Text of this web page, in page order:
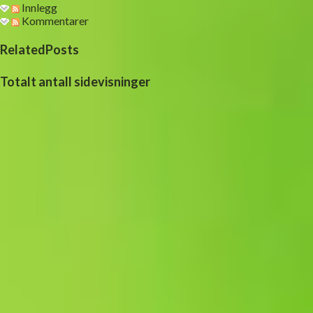
Innlegg
Kommentarer
RelatedPosts
Totalt antall sidevisninger